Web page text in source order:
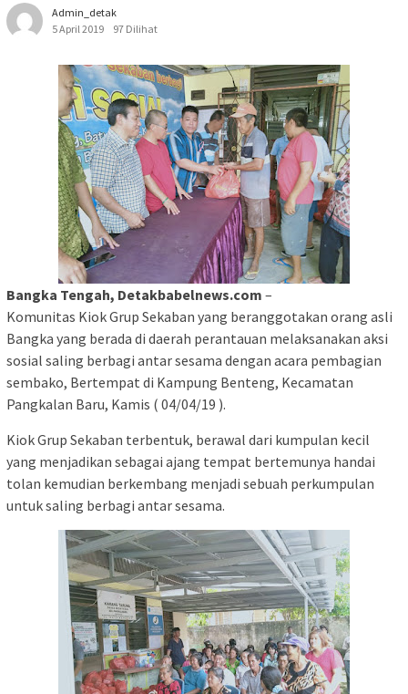
Admin_detak
5 April 2019
97 Dilihat
Bangka Tengah, Detakbabelnews.com –
Komunitas Kiok Grup Sekaban yang beranggotakan orang asli
Bangka yang berada di daerah perantauan melaksanakan aksi
sosial saling berbagi antar sesama dengan acara pembagian
sembako, Bertempat di Kampung Benteng, Kecamatan
Pangkalan Baru, Kamis ( 04/04/19 ).
Kiok Grup Sekaban terbentuk, berawal dari kumpulan kecil
yang menjadikan sebagai ajang tempat bertemunya handai
tolan kemudian berkembang menjadi sebuah perkumpulan
untuk saling berbagi antar sesama.